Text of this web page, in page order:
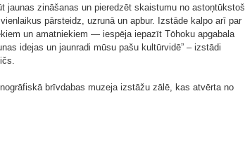
jaunas zināšanas un pieredzēt skaistumu no astoņtūkstoš
pārsteidz, uzrunā un apbur. Izstāde kalpo arī par
un amatniekiem — iespēja iepazīt Tōhoku apgabala
idejas un jaunradi mūsu pašu kultūrvidē” – izstādi
brīvdabas muzeja izstāžu zālē, kas atvērta no